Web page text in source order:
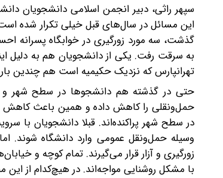
سپهر راثی، دبیر انجمن اسلامی دانشجویان
این مسائل در سال‌های قبل خیلی تکرار شده
گذشت، سه مورد زورگیری در خوابگاه
به سرقت رفت. یکی از دانشجویان هم به دلیل
تهرانپارس که نزدیک حکیمیه است هم چندین
حتی در گذشته هم دانشجوها در سطح شهر و
حمل‌ونقلی را کاهش داده و همین باعث
در سطح شهر پراکنده‌اند. قبلا دانشجویان با
وسیله حمل‌ونقل عمومی وارد دانشگاه شوند.
زورگیری و آزار قرار می‌گیرند. تمام کوچه و
با مشکل روشنایی مواجه‌اند. در هیچ‌کدام از